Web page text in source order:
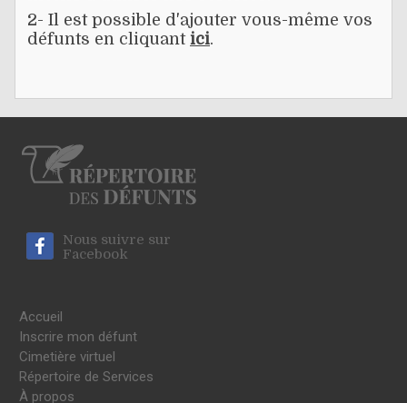
2- Il est possible d'ajouter vous-même vos
défunts en cliquant ici.
Nous suivre sur
Facebook
Accueil
Inscrire mon défunt
Cimetière virtuel
Répertoire de Services
À propos